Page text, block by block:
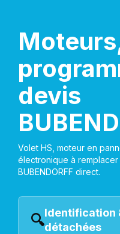
devis
Volet HS, moteur en
électronique à
BUBENDORFF direct.
🔍Identification
détachées